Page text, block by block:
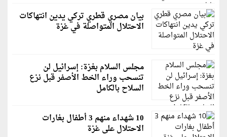
بيان مصري قطري تركي يدين انتهاكات
الاحتلال المتواصلة في غزة
مجلس السلام بغزة: إسرائيل لن
تنسحب وراء الخط الأصفر قبل نزع
السلاح بالكامل
10 شهداء منهم 3 أطفال بغارات
الاحتلال على غزة